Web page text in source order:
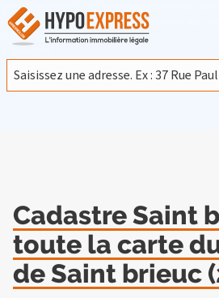
En poursuivant votre navigation sur ce
l'utilisation de cookies provenant de
trafic.En savoir plus
J'accepte
Cadastre Saint
toute la carte
de Saint brieuc